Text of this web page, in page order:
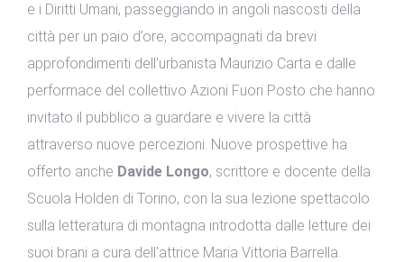
e i Diritti Umani, passeggiando in angoli nascosti della
città per un paio d’ore, accompagnati da brevi
approfondimenti dell’urbanista Maurizio Carta e dalle
performace del collettivo Azioni Fuori Posto che hanno
invitato il pubblico a guardare e vivere la città
attraverso nuove percezioni. Nuove prospettive ha
offerto anche Davide Longo, scrittore e docente della
Scuola Holden di Torino, con la sua lezione spettacolo
sulla letteratura di montagna introdotta dalle letture dei
suoi brani a cura dell'attrice Maria Vittoria Barrella.